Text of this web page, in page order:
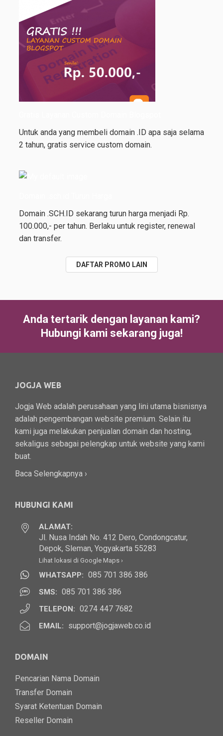
Untuk anda yang membeli domain .ID apa saja selama
2 tahun, gratis service custom domain.
Domain .SCH.ID sekarang turun harga menjadi Rp.
100.000,- per tahun. Berlaku untuk register, renewal
dan transfer.
DAFTAR PROMO LAIN
Anda tertarik dengan layanan kami?
Hubungi kami sekarang juga!
JOGJA WEB
Jogja Web adalah perusahaan yang lini utama bisnisnya
adalah pengembangan website premium. Selain itu
kami juga melakukan penjualan domain dan hosting,
sekaligus sebagai pelengkap untuk website yang kami
buat.
Baca Selengkapnya ›
HUBUNGI KAMI
ALAMAT:
Jl. Nusa Indah No. 412 Dero, Condongcatur,
Depok, Sleman, Yogyakarta 55283
Lihat lokasi di Google Maps ›
WHATSAPP: 085 701 386 386
SMS: 085 701 386 386
TELEPON: 0274 447 7682
EMAIL: support@jogjaweb.co.id
DOMAIN
Pencarian Nama Domain
Transfer Domain
Syarat Ketentuan Domain
Reseller Domain